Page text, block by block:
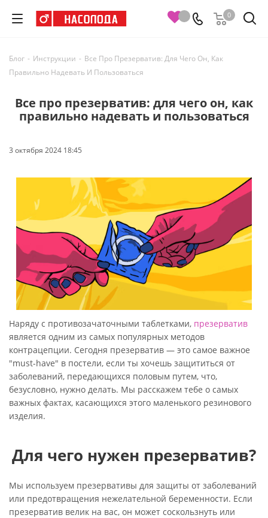
0
Блог - Инструкции - Все Про Презерватив: Для Чего Он, Как
Правильно Надевать И Пользоваться
Все про презерватив: для чего он, как
правильно надевать и пользоваться
3 октября 2024 18:45
Наряду с противозачаточными таблетками, презерватив
является одним из самых популярных методов
контрацепции. Сегодня презерватив — это самое важное
"must-have" в постели, если ты хочешь защититься от
заболеваний, передающихся половым путем, что,
безусловно, нужно делать. Мы расскажем тебе о самых
важных фактах, касающихся этого маленького резинового
изделия.
Для чего нужен презерватив?
Мы используем презервативы для защиты от заболеваний
или предотвращения нежелательной беременности. Если
презерватив велик на вас, он может соскользнуть или